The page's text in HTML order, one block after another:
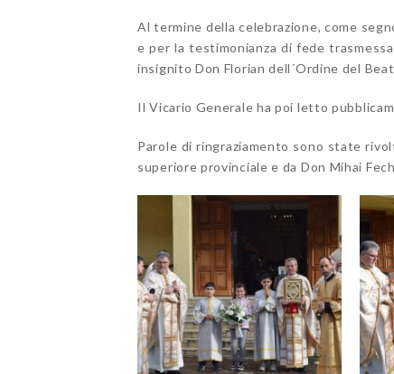
Al termine della celebrazione, come
e per la testimonianza di fede
insignito Don Florian dell´Ordine del
Il Vicario Generale ha poi letto
Parole di ringraziamento sono state
superiore provinciale e da Don Mihai